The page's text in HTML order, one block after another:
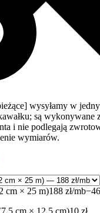
wysyłamy w
są wykonywane
i nie podlegają
wymiarów.
cm × 25 m)188 zł/mb
cm × 12,5 cm)10 zł